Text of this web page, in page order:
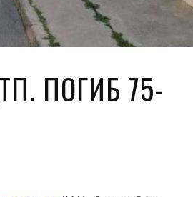
ПОГИБ 75-